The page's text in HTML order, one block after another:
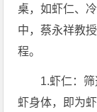
桌，如虾仁、
中，蔡永祥教
程。
1.虾仁：
虾身体，即为虾